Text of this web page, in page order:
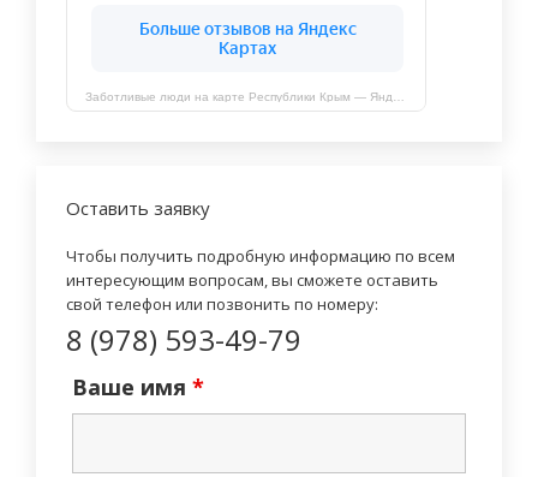
Оставить заявку
Чтобы получить подробную информацию по всем
интересующим вопросам, вы сможете оставить
свой телефон или позвонить по номеру:
8 (978) 593-49-79
Ваше имя *